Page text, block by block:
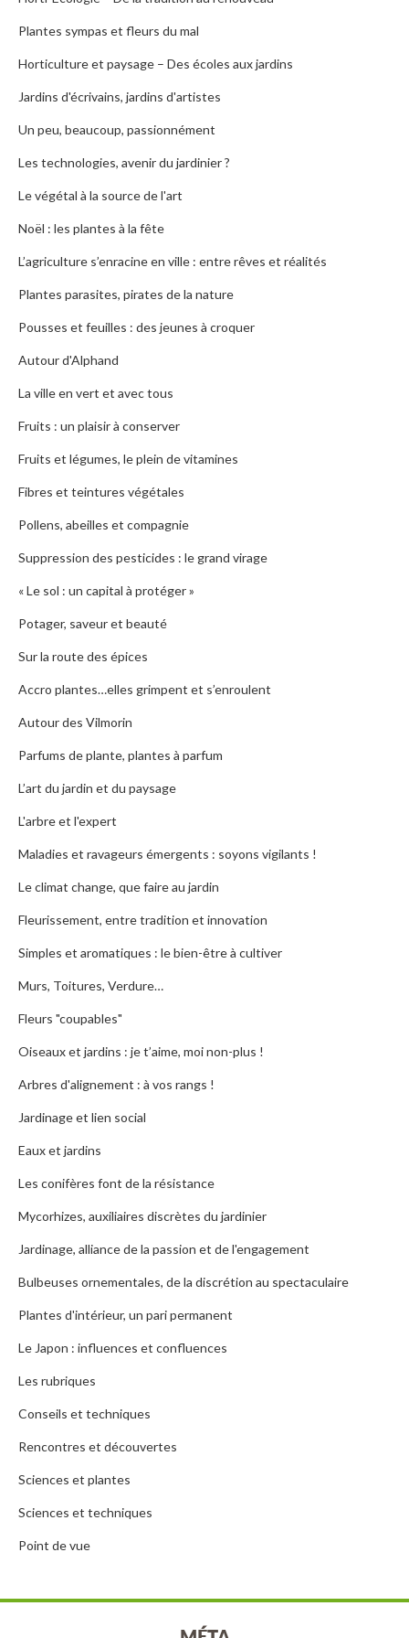
Plantes sympas et fleurs du mal
Horticulture et paysage – Des écoles aux jardins
Jardins d'écrivains, jardins d'artistes
Un peu, beaucoup, passionnément
Les technologies, avenir du jardinier ?
Le végétal à la source de l'art
Noël : les plantes à la fête
L’agriculture s’enracine en ville : entre rêves et réalités
Plantes parasites, pirates de la nature
Pousses et feuilles : des jeunes à croquer
Autour d'Alphand
La ville en vert et avec tous
Fruits : un plaisir à conserver
Fruits et légumes, le plein de vitamines
Fibres et teintures végétales
Pollens, abeilles et compagnie
Suppression des pesticides : le grand virage
« Le sol : un capital à protéger »
Potager, saveur et beauté
Sur la route des épices
Accro plantes…elles grimpent et s’enroulent
Autour des Vilmorin
Parfums de plante, plantes à parfum
L’art du jardin et du paysage
L'arbre et l'expert
Maladies et ravageurs émergents : soyons vigilants !
Le climat change, que faire au jardin
Fleurissement, entre tradition et innovation
Simples et aromatiques : le bien-être à cultiver
Murs, Toitures, Verdure…
Fleurs "coupables"
Oiseaux et jardins : je t’aime, moi non-plus !
Arbres d'alignement : à vos rangs !
Jardinage et lien social
Eaux et jardins
Les conifères font de la résistance
Mycorhizes, auxiliaires discrètes du jardinier
Jardinage, alliance de la passion et de l'engagement
Bulbeuses ornementales, de la discrétion au spectaculaire
Plantes d'intérieur, un pari permanent
Le Japon : influences et confluences
Les rubriques
Conseils et techniques
Rencontres et découvertes
Sciences et plantes
Sciences et techniques
Point de vue